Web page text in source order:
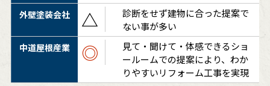
△
診断をせず建物に合った提案で
ない事が多い
◎
見て・聞けて・体感できるショ
ールームでの提案により、わか
りやすいリフォーム工事を実現